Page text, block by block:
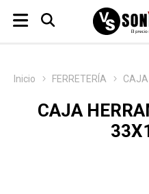
Inicio FERRETERÍA
CAJA